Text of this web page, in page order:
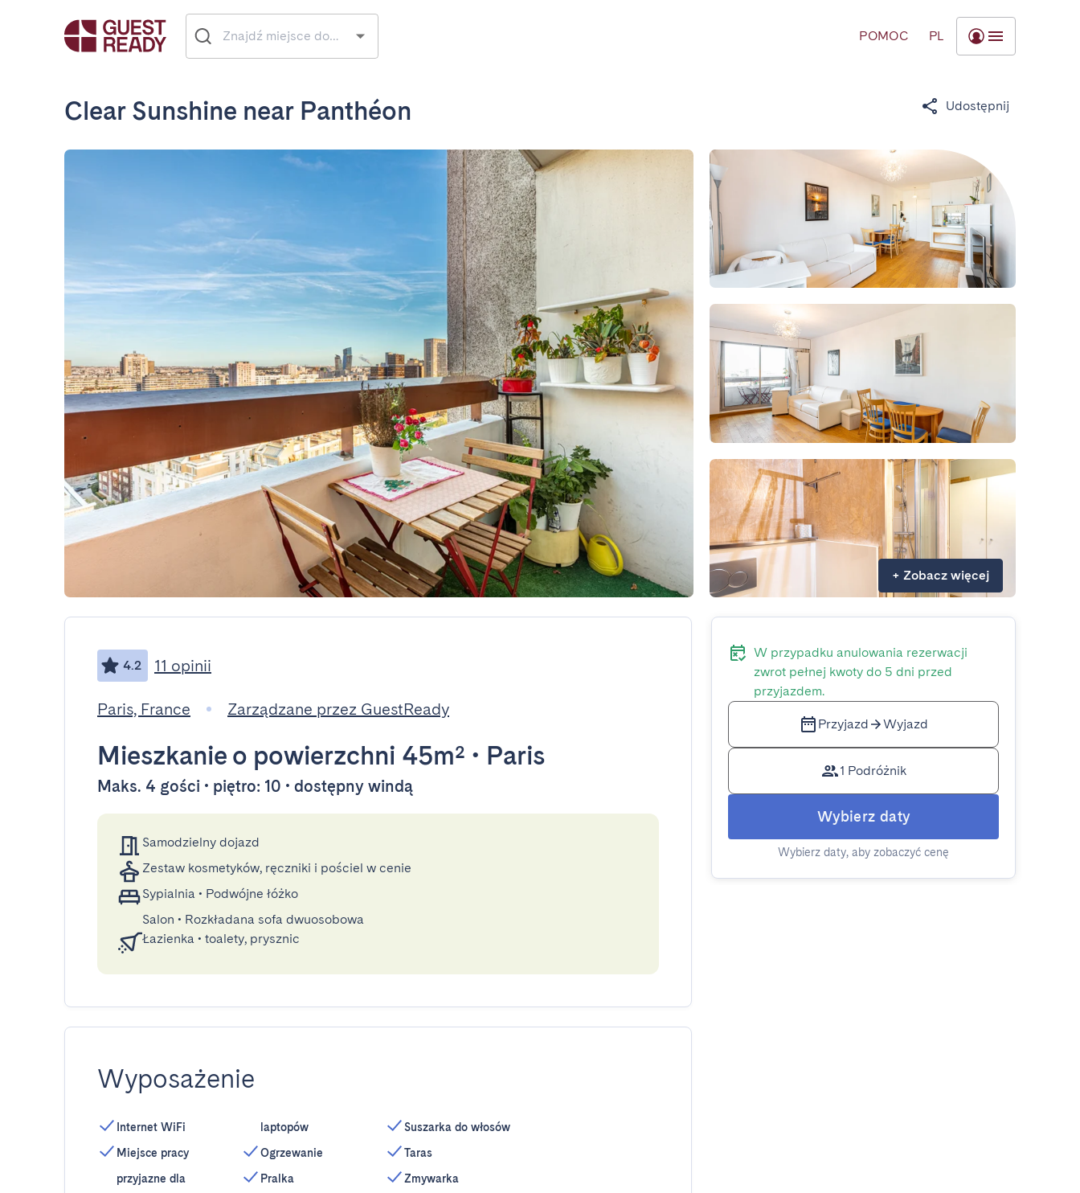
POMOC PL
Clear Sunshine near Panthéon Udostępnij
+ Zobacz więcej
4.2 11 opinii
Paris, France Zarządzane przez GuestReady
Mieszkanie o powierzchni 45m² • Paris
Maks. 4 gości • piętro: 10 • dostępny windą
Samodzielny dojazd
Zestaw kosmetyków, ręczniki i pościel w cenie
Sypialnia • Podwójne łóżko
Salon • Rozkładana sofa dwuosobowa
Łazienka • toalety, prysznic
Wyposażenie
Internet WiFi
Miejsce pracy
przyjazne dla
laptopów
Ogrzewanie
Pralka
Suszarka do włosów
Taras
Zmywarka
W przypadku anulowania rezerwacji
zwrot pełnej kwoty do 5 dni przed
przyjazdem.
Przyjazd Wyjazd
1 Podróżnik
Wybierz daty
Wybierz daty, aby zobaczyć cenę